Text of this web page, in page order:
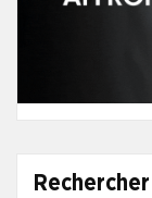
Rechercher